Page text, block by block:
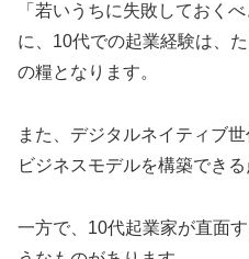
「若いうちに失敗しておく
に、10代での起業経験は、
の糧となります。
また、デジタルネイティブ
ビジネスモデルを構築できる
一方で、10代起業家が直面